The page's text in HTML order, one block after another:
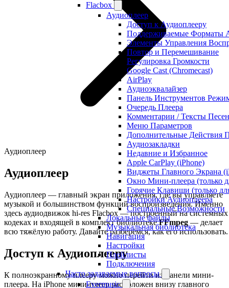
Flacbox
Аудиоплеер
Доступ к Аудиоплееру
Поддерживаемые Форматы
Элементы Управления
Повтор и Перемешивание
Регулировка Громкости
Google Cast (Chromecast)
AirPlay
Аудиоэквалайзер
Панель Инструментов
Очередь Плеера
Комментарии / Тексты Песен
Меню Параметров
Дополнительные Действия
Аудиозакладки
Недавние и Избранное
Apple CarPlay (iPhone)
Виджеты Главного Экрана
Окно Мини-плеера (только
Горячие Клавиши (только
Настройки Аудиоплеера
Специальные Возможности
Локальные файлы
Музыкальная библиотека
Навигация
Настройки
Плейлисты
Подключения
Часто задаваемые вопросы
Evermusic
Аудиоплеер
Аудиоплеер
Аудиоплеер — главный экран приложения, где вы управляете
музыкой и большинством функций воспроизведения. Именно
здесь аудиодвижок hi-res Flacbox — построенный на системных
кодеках и входящей в комплект библиотекеFFmpeg — делает
всю тяжёлую работу. Давайте разберёмся, как его использовать.
Доступ к Аудиоплееру
К полноэкранному плееру можно перейти из панели мини-
плеера. На iPhone мини-плеер расположен внизу главного